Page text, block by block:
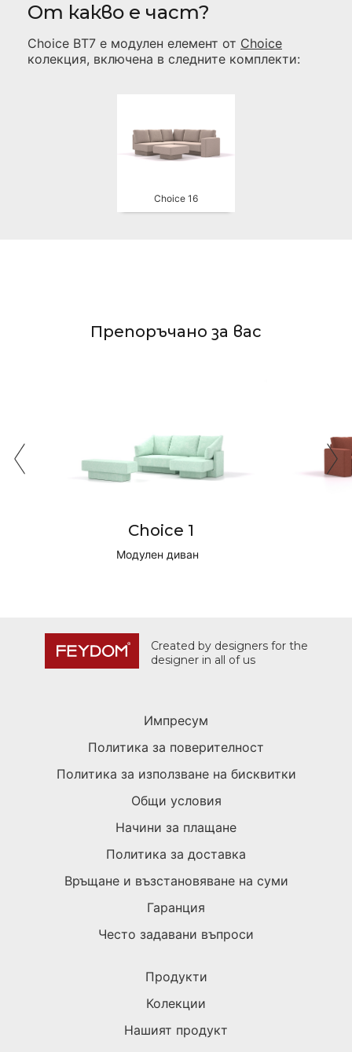
От какво е част?
Choice BT7 е модулен елемент от Choice
колекция, включена в следните комплекти:
Choice 16
Препоръчано за вас
Choice 1
Модулен диван
Created by designers for the
designer in all of us
Импресум
Политика за поверителност
Политика за използване на бисквитки
Общи условия
Начини за плащане
Политика за доставка
Връщане и възстановяване на суми
Гаранция
Често задавани въпроси
Продукти
Колекции
Нашият продукт